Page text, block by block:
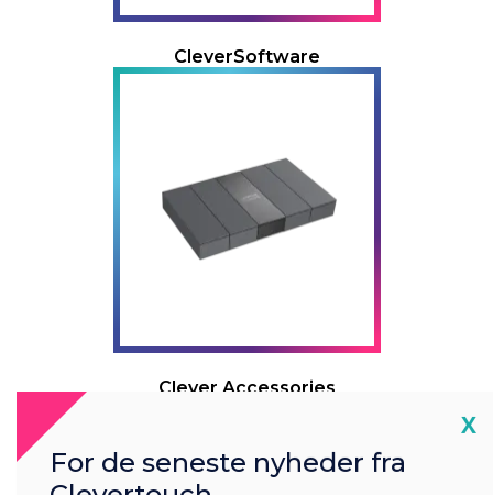
CleverSoftware
Clever Accessories
Open a support
X
For de seneste nyheder fra